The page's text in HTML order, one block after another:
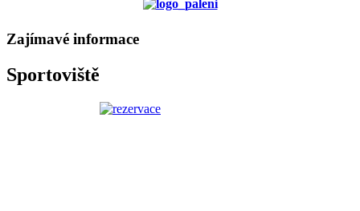
Zajímavé informace
Sportoviště